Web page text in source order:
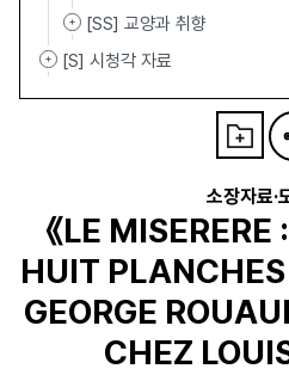
[SS] 교양과 취향
[S] 시청각 자료
소장자료·
《LE
HUIT
GEORGE
CHEZ